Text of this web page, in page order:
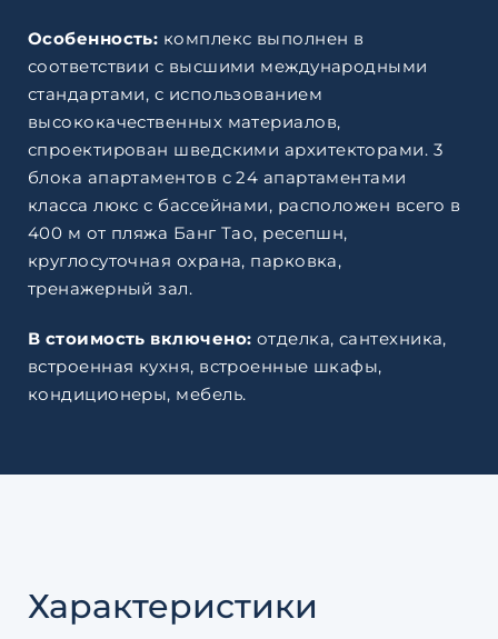
Особенность: комплекс выполнен в
соответствии с высшими международными
стандартами, с использованием
высококачественных материалов,
спроектирован шведскими архитекторами. 3
блока апартаментов с 24 апартаментами
класса люкс с бассейнами, расположен всего в
400 м от пляжа Банг Тао, ресепшн,
круглосуточная охрана, парковка,
тренажерный зал.
В стоимость включено: отделка, сантехника,
встроенная кухня, встроенные шкафы,
кондиционеры, мебель.
Характеристики